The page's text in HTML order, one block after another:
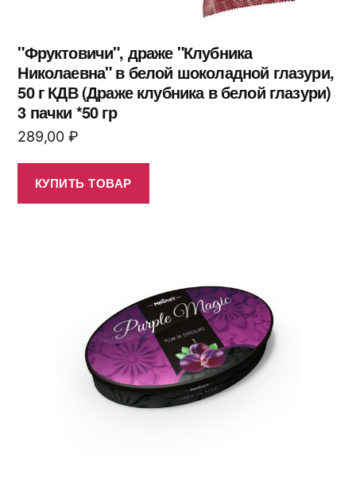
"Фруктовичи", драже "Клубника
Николаевна" в белой шоколадной глазури,
50 г КДВ (Драже клубника в белой глазури)
3 пачки *50 гр
289,00 ₽
КУПИТЬ ТОВАР